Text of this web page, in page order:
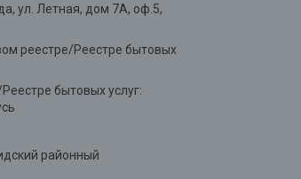
ул. Летная, дом 7А, оф.5,
реестре/Реестре бытовых
бытовых услуг:
районный